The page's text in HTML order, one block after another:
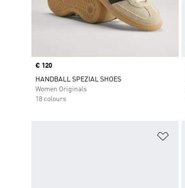
Price
€ 120
HANDBALL SPEZIAL SHOES
Women Originals
18 colours